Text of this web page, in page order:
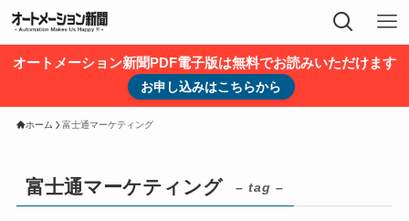
オートメーション新聞PDF電子版は無料でお読みいただけます
お申し込みはこちらから
ホーム 富士通マーケティング
富士通マーケティング – tag –